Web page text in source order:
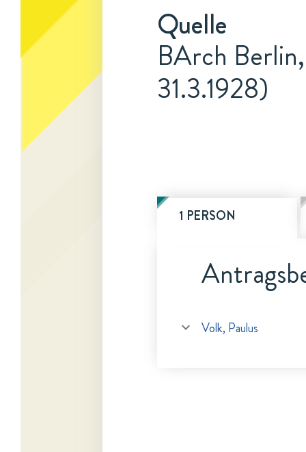
Quelle
BArch
31.3.1928)
1 PERSON
Volk, Paulus